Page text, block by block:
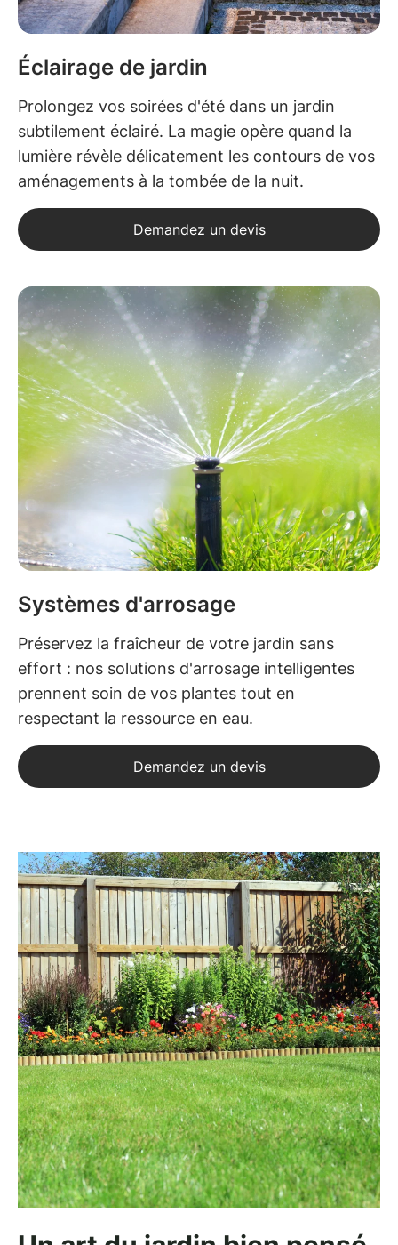
Éclairage de jardin
Prolongez vos soirées d'été dans un jardin
subtilement éclairé. La magie opère quand la
lumière révèle délicatement les contours de vos
aménagements à la tombée de la nuit.
Demandez un devis
Systèmes d'arrosage
Préservez la fraîcheur de votre jardin sans
effort : nos solutions d'arrosage intelligentes
prennent soin de vos plantes tout en
respectant la ressource en eau.
Demandez un devis